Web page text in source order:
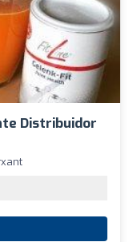
Distribuidor